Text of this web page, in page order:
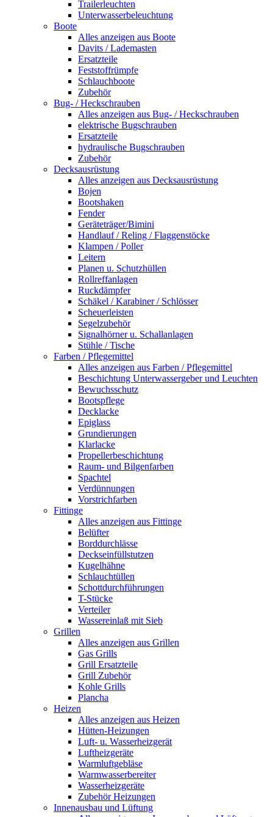
Trailerleuchten
Unterwasserbeleuchtung
Boote
Alles anzeigen aus Boote
Davits / Lademasten
Ersatzteile
Feststoffrümpfe
Schlauchboote
Zubehör
Bug- / Heckschrauben
Alles anzeigen aus Bug- / Heckschrauben
elektrische Bugschrauben
Ersatzteile
hydraulische Bugschrauben
Zubehör
Decksausrüstung
Alles anzeigen aus Decksausrüstung
Bojen
Bootshaken
Fender
Geräteträger/Bimini
Handlauf / Reling / Flaggenstöcke
Klampen / Poller
Leitern
Planen u. Schutzhüllen
Rollreffanlagen
Ruckdämpfer
Schäkel / Karabiner / Schlösser
Scheuerleisten
Segelzubehör
Signalhörner u. Schallanlagen
Stühle / Tische
Farben / Pflegemittel
Alles anzeigen aus Farben / Pflegemittel
Beschichtung Unterwassergeber und Leuchten
Bewuchsschutz
Bootspflege
Decklacke
Epiglass
Grundierungen
Klarlacke
Propellerbeschichtung
Raum- und Bilgenfarben
Spachtel
Verdünnungen
Vorstrichfarben
Fittinge
Alles anzeigen aus Fittinge
Belüfter
Borddurchlässe
Deckseinfüllstutzen
Kugelhähne
Schlauchtüllen
Schottdurchführungen
T-Stücke
Verteiler
Wassereinlaß mit Sieb
Grillen
Alles anzeigen aus Grillen
Gas Grills
Grill Ersatzteile
Grill Zubehör
Kohle Grills
Plancha
Heizen
Alles anzeigen aus Heizen
Hütten-Heizungen
Luft- u. Wasserheizgerät
Luftheizgeräte
Warmluftgebläse
Warmwasserbereiter
Wasserheizgeräte
Zubehör Heizungen
Innenausbau und Lüftung